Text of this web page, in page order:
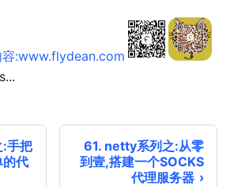
容:www.flydean.com
手把
的代
61. netty系列之:从零
到壹,搭建一个SOCKS
代理服务器